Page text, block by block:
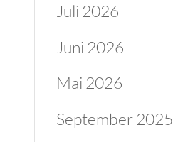
Juli 2026
Juni 2026
Mai 2026
September 2025